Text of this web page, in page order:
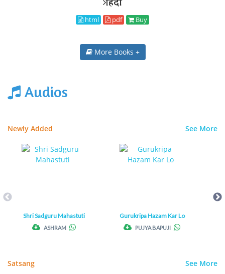
html pdf Buy
More Books +
Audios
Newly Added See More
Shri Sadguru Mahastuti
ASHRAM
Gurukripa Hazam Kar Lo
PUJYA BAPUJI
Satsang See More